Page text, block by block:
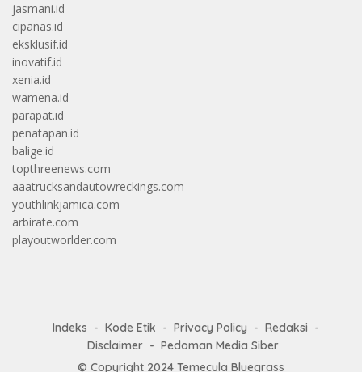
jasmani.id
cipanas.id
eksklusif.id
inovatif.id
xenia.id
wamena.id
parapat.id
penatapan.id
balige.id
topthreenews.com
aaatrucksandautowreckings.com
youthlinkjamica.com
arbirate.com
playoutworlder.com
Indeks Kode Etik Privacy Policy
Redaksi
Disclaimer
Pedoman Media Siber
© Copyright 2024 Temecula Bluegrass